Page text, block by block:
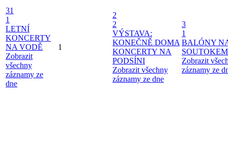
31
1
LETNÍ
KONCERTY
NA VODĚ
Zobrazit
všechny
záznamy ze
dne
1
2
2
VÝSTAVA:
KONEČNĚ DOMA
KONCERTY NA
PODSÍNI
Zobrazit všechny
záznamy ze dne
3
1
BALÓNY
SOUTOKEM
Zobrazit
záznamy ze